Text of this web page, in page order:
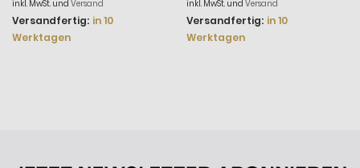
inkl. MwSt. und Versand
Versandfertig: in 10
Werktagen
inkl. MwSt. und Versand
Versandfertig: in 10
Werktagen